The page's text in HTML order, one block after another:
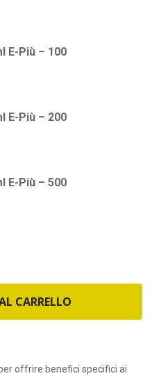
E-Più – 100
E-Più – 200
E-Più – 500
CARRELLO
offrire benefici specifici ai